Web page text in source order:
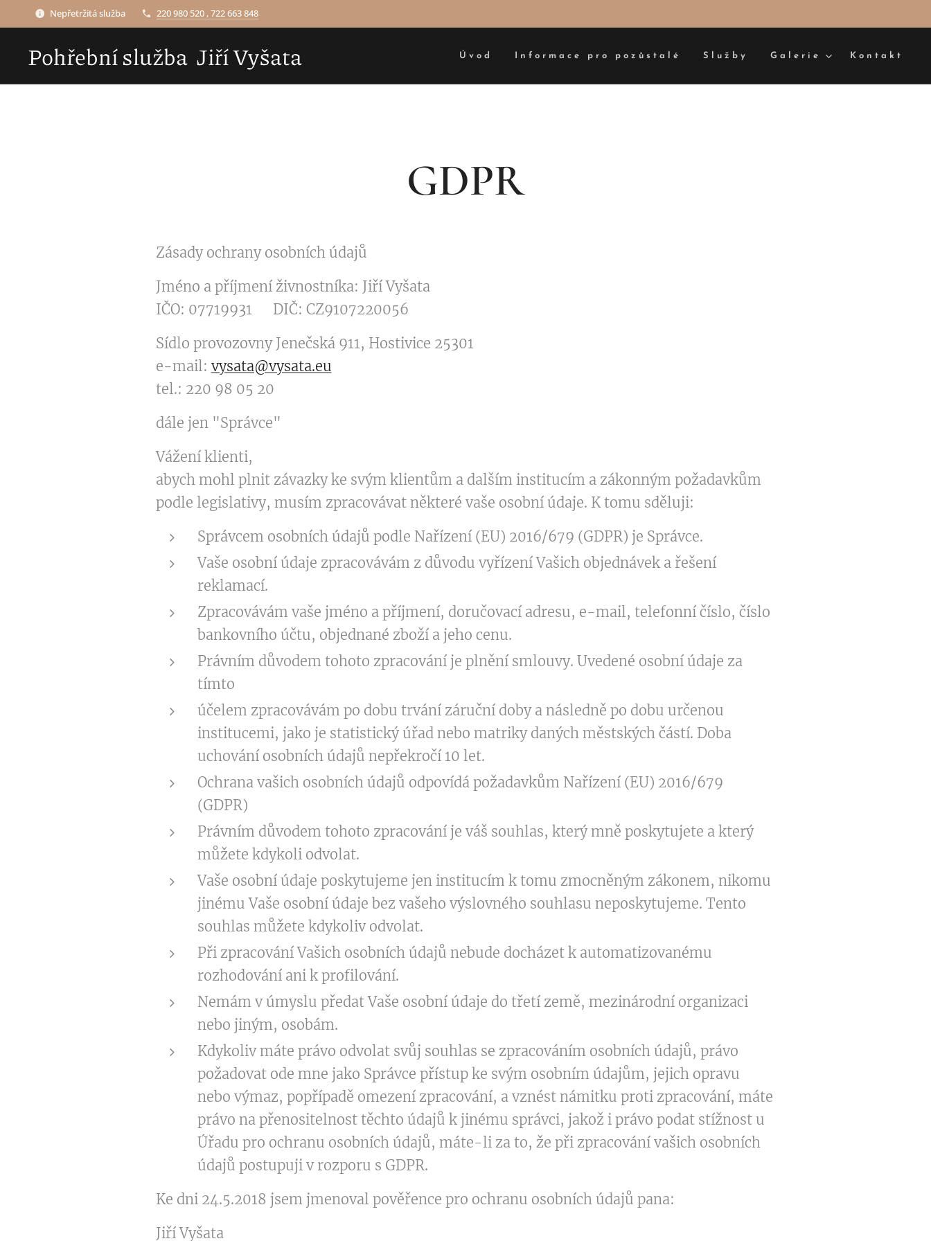
Nepřetržitá služba 220 980 520 , 722 663 848
Pohřební služba Jiří Vyšata Úvod Informace pro pozůstalé Služby Galerie Kontakt
GDPR
Zásady ochrany osobních údajů
Jméno a příjmení živnostníka: Jiří Vyšata
IČO: 07719931 DIČ: CZ9107220056
Sídlo provozovny Jenečská 911, Hostivice 25301
e-mail: vysata@vysata.eu
tel.: 220 98 05 20
dále jen "Správce"
Vážení klienti,
abych mohl plnit závazky ke svým klientům a dalším institucím a zákonným požadavkům
podle legislativy, musím zpracovávat některé vaše osobní údaje. K tomu sděluji:
Správcem osobních údajů podle Nařízení (EU) 2016/679 (GDPR) je Správce.
Vaše osobní údaje zpracovávám z důvodu vyřízení Vašich objednávek a řešení
reklamací.
Zpracovávám vaše jméno a příjmení, doručovací adresu, e-mail, telefonní číslo, číslo
bankovního účtu, objednané zboží a jeho cenu.
Právním důvodem tohoto zpracování je plnění smlouvy. Uvedené osobní údaje za
tímto
účelem zpracovávám po dobu trvání záruční doby a následně po dobu určenou
institucemi, jako je statistický úřad nebo matriky daných městských částí. Doba
uchování osobních údajů nepřekročí 10 let.
Ochrana vašich osobních údajů odpovídá požadavkům Nařízení (EU) 2016/679
(GDPR)
Právním důvodem tohoto zpracování je váš souhlas, který mně poskytujete a který
můžete kdykoli odvolat.
Vaše osobní údaje poskytujeme jen institucím k tomu zmocněným zákonem, nikomu
jinému Vaše osobní údaje bez vašeho výslovného souhlasu neposkytujeme. Tento
souhlas můžete kdykoliv odvolat.
Při zpracování Vašich osobních údajů nebude docházet k automatizovanému
rozhodování ani k profilování.
Nemám v úmyslu předat Vaše osobní údaje do třetí země, mezinárodní organizaci
nebo jiným, osobám.
Kdykoliv máte právo odvolat svůj souhlas se zpracováním osobních údajů, právo
požadovat ode mne jako Správce přístup ke svým osobním údajům, jejich opravu
nebo výmaz, popřípadě omezení zpracování, a vznést námitku proti zpracování, máte
právo na přenositelnost těchto údajů k jinému správci, jakož i právo podat stížnost u
Úřadu pro ochranu osobních údajů, máte-li za to, že při zpracování vašich osobních
údajů postupuji v rozporu s GDPR.
Ke dni 24.5.2018 jsem jmenoval pověřence pro ochranu osobních údajů pana:
Jiří Vyšata